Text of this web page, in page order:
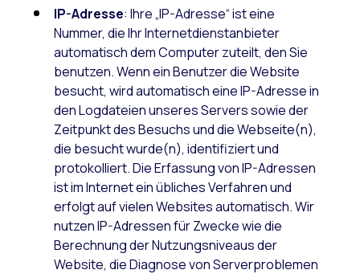
IP-Adresse: Ihre „IP-Adresse“ ist eine
Nummer, die Ihr Internetdienstanbieter
automatisch dem Computer zuteilt, den Sie
benutzen. Wenn ein Benutzer die Website
besucht, wird automatisch eine IP-Adresse in
den Logdateien unseres Servers sowie der
Zeitpunkt des Besuchs und die Webseite(n),
die besucht wurde(n), identifiziert und
protokolliert. Die Erfassung von IP-Adressen
ist im Internet ein übliches Verfahren und
erfolgt auf vielen Websites automatisch. Wir
nutzen IP-Adressen für Zwecke wie die
Berechnung der Nutzungsniveaus der
Website, die Diagnose von Serverproblemen